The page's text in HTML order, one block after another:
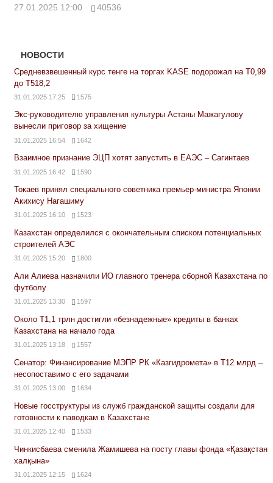
27.01.2025 12:00 40536
НОВОСТИ
Средневзвешенный курс тенге на торгах KASE подорожал на Т0,99
до Т518,2
31.01.2025 17:25 1575
Экс-руководителю управления культуры Астаны Мажагулову
вынесли приговор за хищение
31.01.2025 16:54 1642
Взаимное признание ЭЦП хотят запустить в ЕАЭС – Сагинтаев
31.01.2025 16:42 1590
Токаев принял специального советника премьер-министра Японии
Акихису Нагашиму
31.01.2025 16:10 1523
Казахстан определился с окончательным списком потенциальных
строителей АЭС
31.01.2025 15:20 1800
Али Алиева назначили ИО главного тренера сборной Казахстана по
футболу
31.01.2025 13:30 1597
Около Т1,1 трлн достигли «безнадежные» кредиты в банках
Казахстана на начало года
31.01.2025 13:18 1557
Сенатор: Финансирование МЭПР РК «Казгидромета» в Т12 млрд –
несопоставимо с его задачами
31.01.2025 13:00 1634
Новые госструктуры из служб гражданской защиты создали для
готовности к паводкам в Казахстане
31.01.2025 12:40 1533
Чинкисбаева сменила Жамишева на посту главы фонда «Қазақстан
халқына»
31.01.2025 12:15 1624